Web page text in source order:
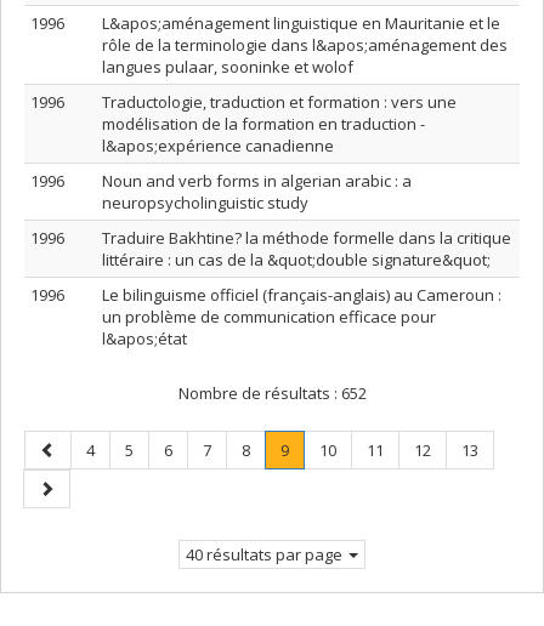
1996
L&apos;aménagement linguistique en Mauritanie et le
rôle de la terminologie dans l&apos;aménagement des
langues pulaar, sooninke et wolof
1996
Traductologie, traduction et formation : vers une
modélisation de la formation en traduction -
l&apos;expérience canadienne
1996
Noun and verb forms in algerian arabic : a
neuropsycholinguistic study
1996
Traduire Bakhtine? la méthode formelle dans la critique
littéraire : un cas de la &quot;double signature&quot;
1996
Le bilinguisme officiel (français-anglais) au Cameroun :
un problème de communication efficace pour
l&apos;état
Nombre de résultats : 652
Page
précédente
Page
4 Page
5 Page
6 Page
7 Page
8 Page
9.
Page
Page
10 Page
11 Page
12 Page
13
Page
suivante
40 résultats par page